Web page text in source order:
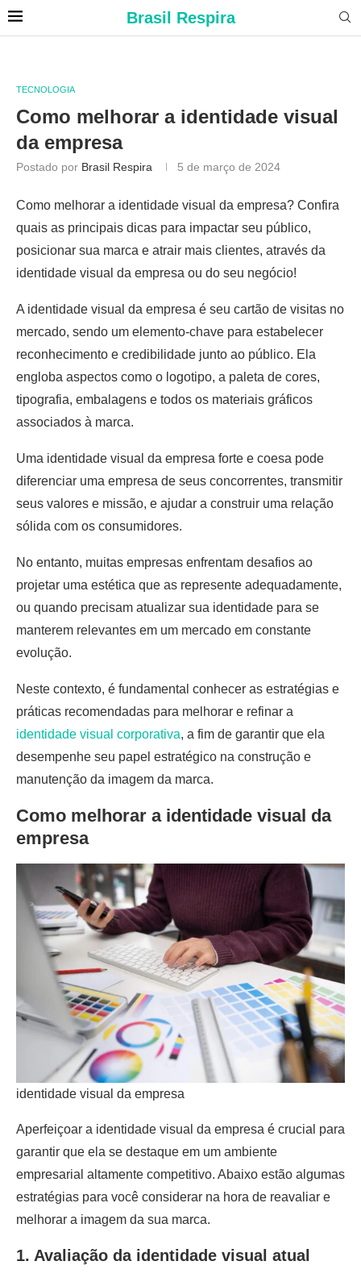
Brasil Respira
TECNOLOGIA
Como melhorar a identidade visual
da empresa
Postado por Brasil Respira 5 de março de 2024
Como melhorar a identidade visual da empresa? Confira
quais as principais dicas para impactar seu público,
posicionar sua marca e atrair mais clientes, através da
identidade visual da empresa ou do seu negócio!
A identidade visual da empresa é seu cartão de visitas no
mercado, sendo um elemento-chave para estabelecer
reconhecimento e credibilidade junto ao público. Ela
engloba aspectos como o logotipo, a paleta de cores,
tipografia, embalagens e todos os materiais gráficos
associados à marca.
Uma identidade visual da empresa forte e coesa pode
diferenciar uma empresa de seus concorrentes, transmitir
seus valores e missão, e ajudar a construir uma relação
sólida com os consumidores.
No entanto, muitas empresas enfrentam desafios ao
projetar uma estética que as represente adequadamente,
ou quando precisam atualizar sua identidade para se
manterem relevantes em um mercado em constante
evolução.
Neste contexto, é fundamental conhecer as estratégias e
práticas recomendadas para melhorar e refinar a
identidade visual corporativa, a fim de garantir que ela
desempenhe seu papel estratégico na construção e
manutenção da imagem da marca.
Como melhorar a identidade visual da
empresa
identidade visual da empresa
Aperfeiçoar a identidade visual da empresa é crucial para
garantir que ela se destaque em um ambiente
empresarial altamente competitivo. Abaixo estão algumas
estratégias para você considerar na hora de reavaliar e
melhorar a imagem da sua marca.
1. Avaliação da identidade visual atual